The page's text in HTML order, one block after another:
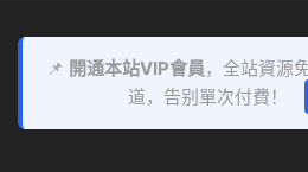
📌 開通本站VIP會員，全站資源
道，告别單次付費！